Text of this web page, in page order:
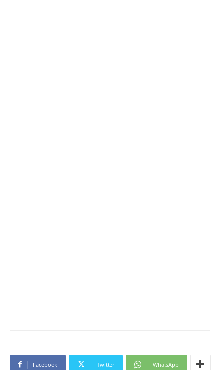
Facebook Twitter WhatsApp